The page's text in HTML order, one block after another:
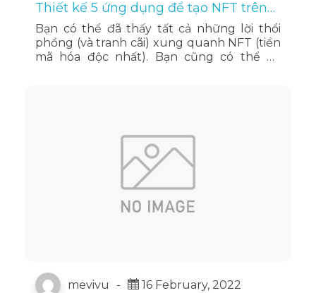
Thiết kế 5 ứng dụng để tạo NFT trên
iPhone và cách bán chúng
Bạn có thể đã thấy tất cả những lời thổi
phồng (và tranh cãi) xung quanh NFT (tiền
mã hóa độc nhất). Bạn cũng có thể đã
mevivu - 16 February, 2022